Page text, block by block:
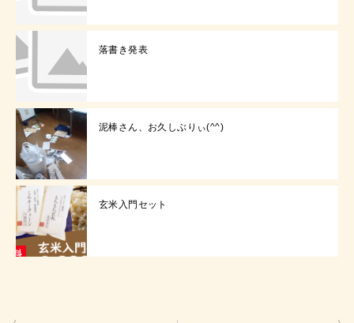
落書き発表
泥棒さん、お久しぶりぃ(^^)
玄米入門セット